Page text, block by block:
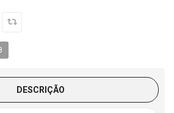
DESCRIÇÃO